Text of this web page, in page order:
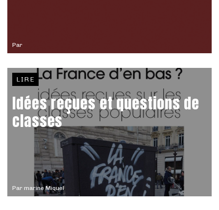
Par
Par marine Miquel
LIRE
Idées reçues et questions de
classes